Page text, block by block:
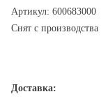
Артикул: 600683000
Снят с производства
Доставка: